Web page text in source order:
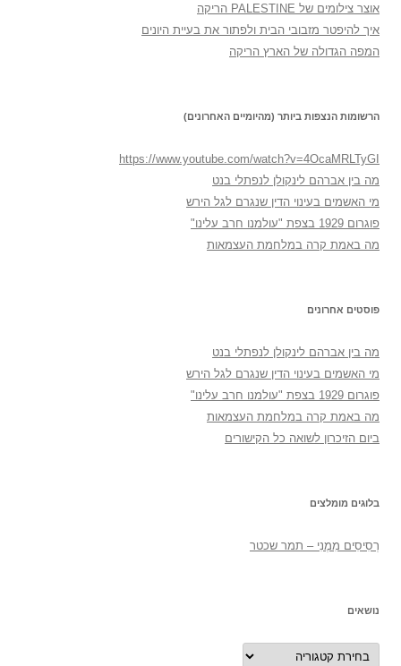
אוצר צילומים של PALESTINE הריקה
איך להיפטר מזבובי הבית ולפתור את בעיית היונים
המפה הגדולה של הארץ הריקה
הרשומות הנצפות ביותר (מהיומיים האחרונים)
https://www.youtube.com/watch?v=4OcaMRLTyGI
מה בין אברהם לינקולן לנפתלי בנט
מי האשמים בעינוי הדין שנגרם לגל הירש
פוגרום 1929 בצפת "עולמנו חרב עלינו"
מה באמת קרה במלחמת העצמאות
פוסטים אחרונים
מה בין אברהם לינקולן לנפתלי בנט
מי האשמים בעינוי הדין שנגרם לגל הירש
פוגרום 1929 בצפת "עולמנו חרב עלינו"
מה באמת קרה במלחמת העצמאות
ביום הזיכרון לשואה כל הקישורים
בלוגים מומלצים
רְסִיסִים מִמֶנִי – תמר שכטר
נושאים
נושאים